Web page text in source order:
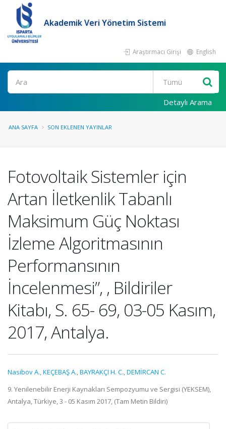
Akademik Veri Yönetim Sistemi
Araştırmacı Girişi English
Ara
Detaylı Arama
ANA SAYFA SON EKLENEN YAYINLAR
Fotovoltaik Sistemler için
Artan İletkenlik Tabanlı
Maksimum Güç Noktası
İzleme Algoritmasının
Performansının
İncelenmesi”, , Bildiriler
Kitabı, S. 65- 69, 03-05 Kasım,
2017, Antalya.
Nasibov A.,KEÇEBAŞ A.,BAYRAKÇI H. C.,DEMİRCAN C.
9. Yenilenebilir Enerji Kaynakları Sempozyumu ve Sergisi (YEKSEM),
Antalya, Türkiye, 3 - 05 Kasım 2017, (Tam Metin Bildiri)